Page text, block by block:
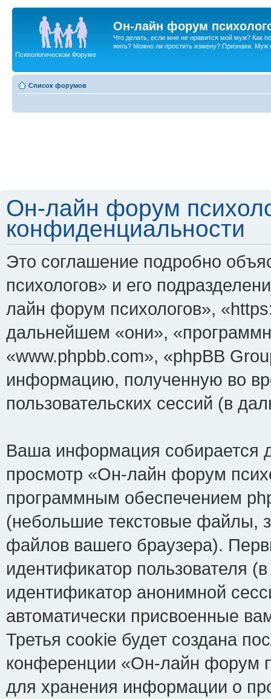
Он-лайн форум
Что делать, если мне не нравится мой муж? Как
жить? Можно ли простить измену? Признаки. Муж
Психологическом Форуме
Список форумов
Он-лайн форум
конфиденциальности
Это соглашение подробно
психологов» и его
лайн форум психологов»,
дальнейшем «они»,
«www.phpbb.com», «phpBB
информацию, полученную во
пользовательских сессий (в
Ваша информация собирается
просмотр «Он-лайн форум
программным обеспечением
(небольшие текстовые файлы,
файлов вашего браузера).
идентификатор пользователя
идентификатор анонимной
автоматически присвоенные
Третья cookie будет создана
конференции «Он-лайн форум
для хранения информации о